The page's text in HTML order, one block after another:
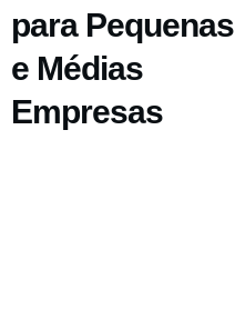
para Pequenas
e Médias
Empresas